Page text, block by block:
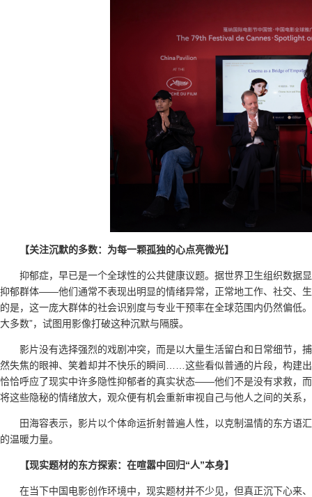
【关注沉默的多数：为每一颗孤独的心点亮微光】
抑郁症，早已是一个全球性的公共健康议题。据世界卫生组织数据
抑郁群体——他们通常不表现出明显的情绪异常，正常地工作、社交、
的是，这一庞大群体的社会识别度与专业干预率在全球范围内仍然偏低
大多数”，试图用影像打破这种沉默与隔膜。
影片没有选择强烈的戏剧冲突，而是以大量生活留白和日常细节，
然失焦的眼神、笑着却并不快乐的瞬间……这些看似普通的片段，构建
恰恰呼应了现实中许多隐性抑郁者的真实状态——他们不是没有求救，而
将这些隐秘的情绪放大，观众便有机会重新审视自己与他人之间的关系
田海容表示，影片以个体命运折射普遍人性，以克制温情的东方语
的温暖力量。
【现实题材的东方探索：在喧嚣中回归“人”本身】
在当下中国电影创作环境中，现实题材并不少见，但真正沉下心来